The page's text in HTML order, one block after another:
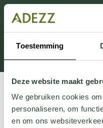
Toestemming
Deze website maakt
We gebruiken cookies
personaliseren, om
en om ons
This section is
If you are missing
413 745 423 or email us